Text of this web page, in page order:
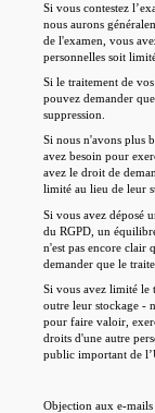
Si vous contestez
nous aurons
de l'examen, vous
personnelles soit
Si le traitement de
pouvez demander
suppression.
Si nous n'avons plus
avez besoin pour
avez le droit de
limité au lieu de leur
Si vous avez déposé
du RGPD, un
n'est pas encore clair
demander que le
Si vous avez limité le
outre leur stockage -
pour faire valoir,
droits d'une autre
public important de
Objection aux e-